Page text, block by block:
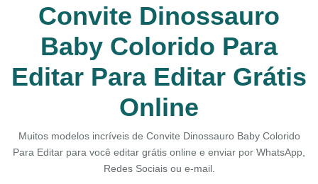
Convite Dinossauro
Baby Colorido Para
Editar Para Editar Grátis
Online
Muitos modelos incríveis de Convite Dinossauro Baby Colorido
Para Editar para você editar grátis online e enviar por WhatsApp,
Redes Sociais ou e-mail.